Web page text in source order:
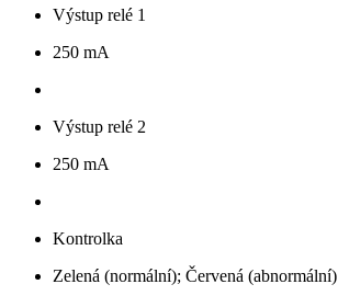
Výstup relé 1
250 mA
Výstup relé 2
250 mA
Kontrolka
Zelená (normální); Červená (abnormální)